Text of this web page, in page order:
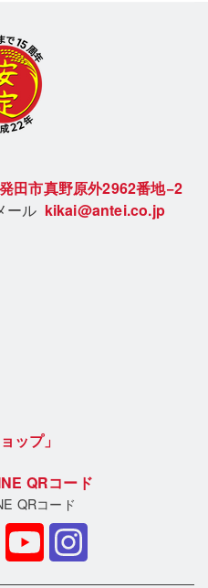
田市真野原外2962番地−2
ール kikai@antei.co.jp
ップ」
QRコード